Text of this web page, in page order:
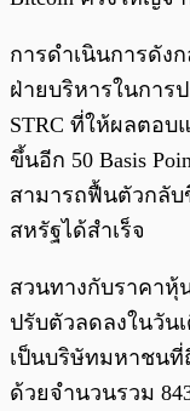
การดำเนินการดัง
ฝ่ายบริหารในการ
STRC ที่ให้ผลตอบ
ขึ้นอีก 50 Basis
สามารถฟื้นตัวกลับ
สหรัฐได้สำเร็จ
สวนทางกับราคาหุ้
ปรับตัวลดลงในวัน
เป็นบริษัทมหาชน
ด้วยจำนวนรวม